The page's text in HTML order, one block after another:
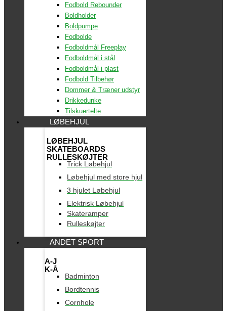
Fodbold Rebounder
Boldholder
Boldpumpe
Fodbolde
Fodboldmål Freeplay
Fodboldmål i stål
Fodboldmål i plast
Fodbold Tilbehør
Dommer & Træner udstyr
Drikkedunke
Tilskuertelte
LØBEHJUL
LØBEHJUL
SKATEBOARDS
RULLESKØJTER
Trick Løbehjul
Løbehjul med store hjul
3 hjulet Løbehjul
Elektrisk Løbehjul
Skateramper
Rulleskøjter
ANDET SPORT
A-J
K-Å
Badminton
Bordtennis
Cornhole